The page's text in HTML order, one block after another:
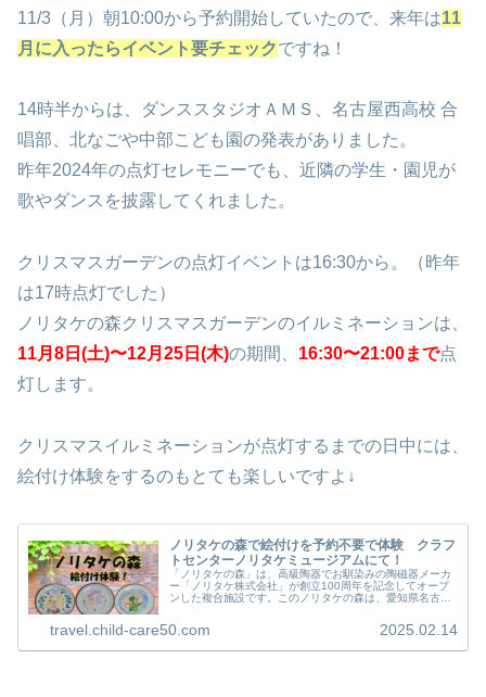
11/3（月）朝10:00から予約開始していたので、来年は11
月に入ったらイベント要チェックですね！
14時半からは、ダンススタジオＡＭＳ、名古屋西高校 合
唱部、北なごや中部こども園の発表がありました。
昨年2024年の点灯セレモニーでも、近隣の学生・園児が
歌やダンスを披露してくれました。
クリスマスガーデンの点灯イベントは16:30から。（昨年
は17時点灯でした）
ノリタケの森クリスマスガーデンのイルミネーションは、
11月8日(土)〜12月25日(木)の期間、 16:30〜21:00まで点
灯します。
クリスマスイルミネーションが点灯するまでの日中には、
絵付け体験をするのもとても楽しいですよ↓
ノリタケの森で絵付けを予約不要で体験 クラフ
トセンターノリタケミュージアムにて！
「ノリタケの森」は、高級陶器でお馴染みの陶磁器メーカ
ー「ノリタケ株式会社」が創立100周年を記念してオープ
ンした複合施設です。このノリタケの森は、愛知県名古屋
が「ノリタケ」の由来となってい...
travel.child-care50.com 2025.02.14